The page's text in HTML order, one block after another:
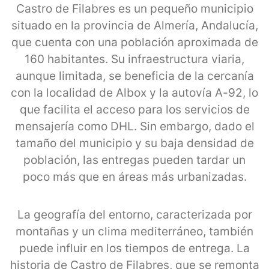
Castro de Filabres es un pequeño municipio
situado en la provincia de Almería, Andalucía,
que cuenta con una población aproximada de
160 habitantes. Su infraestructura viaria,
aunque limitada, se beneficia de la cercanía
con la localidad de Albox y la autovía A-92, lo
que facilita el acceso para los servicios de
mensajería como DHL. Sin embargo, dado el
tamaño del municipio y su baja densidad de
población, las entregas pueden tardar un
poco más que en áreas más urbanizadas.
La geografía del entorno, caracterizada por
montañas y un clima mediterráneo, también
puede influir en los tiempos de entrega. La
historia de Castro de Filabres, que se remonta